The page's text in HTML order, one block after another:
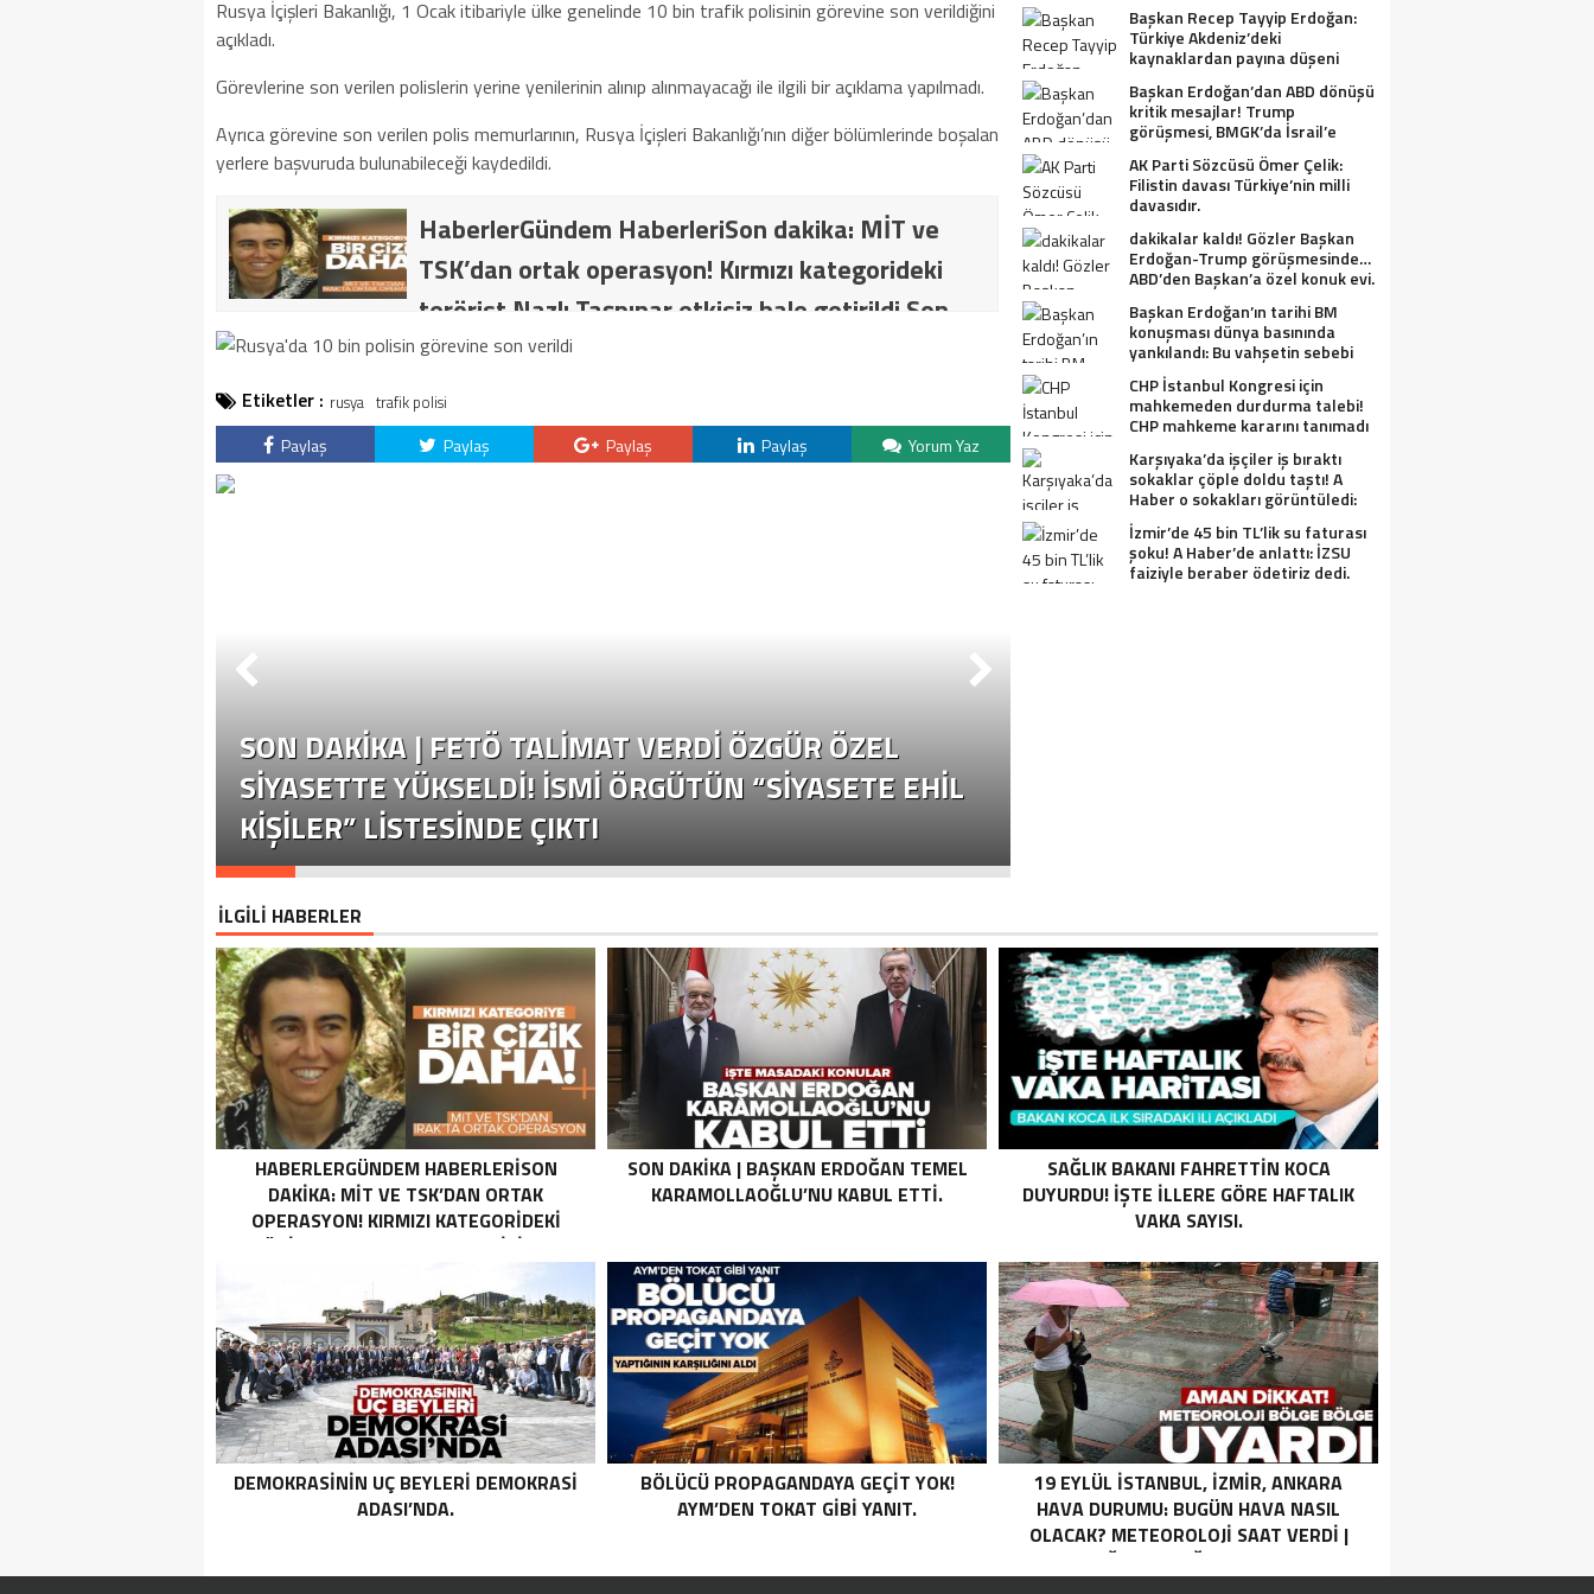
Rusya İçişleri Bakanlığı, 1 Ocak itibariyle ülke genelinde 10 bin trafik polisinin görevine son verildiğini
açıkladı.
Görevlerine son verilen polislerin yerine yenilerinin alınıp alınmayacağı ile ilgili bir açıklama yapılmadı.
Ayrıca görevine son verilen polis memurlarının, Rusya İçişleri Bakanlığı’nın diğer bölümlerinde boşalan
yerlere başvuruda bulunabileceği kaydedildi.
HaberlerGündem HaberleriSon dakika: MİT ve
TSK’dan ortak operasyon! Kırmızı kategorideki
terörist Nazlı Taşpınar etkisiz hale getirildi Son
dakika: MİT ve TSK’dan ortak operasyon! Kırmızı
kategorideki terörist Nazlı Taşpınar etkisiz hale
getirildi .
Etiketler : rusya trafik polisi
Paylaş Paylaş Paylaş Paylaş Yorum Yaz
SON DAKİKA | FETÖ TALIMAT VERDI ÖZGÜR ÖZEL
SIYASETTE YÜKSELDI! İSMI ÖRGÜTÜN “SIYASETE EHIL
KIŞILER” LISTESINDE ÇIKTI
Başkan Recep Tayyip Erdoğan:
Türkiye Akdeniz’deki
kaynaklardan payına düşeni
Başkan Erdoğan’dan ABD dönüşü
kritik mesajlar! Trump
görüşmesi, BMGK’da İsrail’e
tepkiler, Gazze ve Filistin
meselesi….
AK Parti Sözcüsü Ömer Çelik:
Filistin davası Türkiye’nin milli
davasıdır.
dakikalar kaldı! Gözler Başkan
Erdoğan-Trump görüşmesinde…
ABD’den Başkan’a özel konuk evi.
Başkan Erdoğan’ın tarihi BM
konuşması dünya basınında
yankılandı: Bu vahşetin sebebi
olabilir mi?
CHP İstanbul Kongresi için
mahkemeden durdurma talebi!
CHP mahkeme kararını tanımadı
Karşıyaka’da işçiler iş bıraktı
sokaklar çöple doldu taştı! A
Haber o sokakları görüntüledi:
Fareler cirit atıyor
İzmir’de 45 bin TL’lik su faturası
şoku! A Haber’de anlattı: İZSU
faiziyle beraber ödetiriz dedi.
İLGİLİ HABERLER
HABERLERGÜNDEM HABERLERISON
DAKIKA: MİT VE TSK’DAN ORTAK
OPERASYON! KIRMIZI KATEGORIDEKI
TERÖRIST NAZLI TAŞPINAR ETKISIZ HALE
ORTAK OPERASYON! KIRMIZI
KATEGORIDEKI TERÖRIST NAZLI
TAŞPINAR ETKISIZ HALE GETIRILDI .
SON DAKIKA | BAŞKAN ERDOĞAN TEMEL
KARAMOLLAOĞLU’NU KABUL ETTI.
SAĞLIK BAKANI FAHRETTIN KOCA
DUYURDU! İŞTE ILLERE GÖRE HAFTALIK
VAKA SAYISI.
DEMOKRASININ UÇ BEYLERI DEMOKRASI
ADASI’NDA.
BÖLÜCÜ PROPAGANDAYA GEÇIT YOK!
AYM’DEN TOKAT GIBI YANIT.
19 EYLÜL İSTANBUL, İZMIR, ANKARA
HAVA DURUMU: BUGÜN HAVA NASIL
OLACAK? METEOROLOJI SAAT VERDI |
SAĞANAK YAĞIŞ UYARISI.